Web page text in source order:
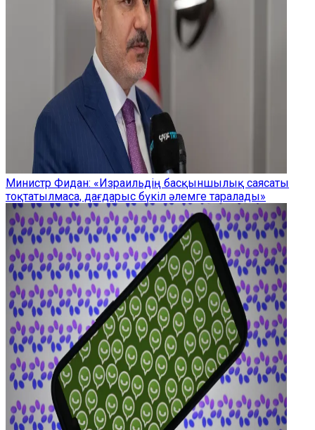
Министр Фидан: «Израильдің басқыншылық саясаты
тоқтатылмаса, дағдарыс бүкіл әлемге таралады»